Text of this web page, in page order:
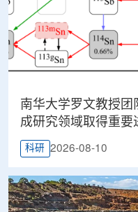
南华大学罗文教授
成研究领域取得重要
科研 2026-08-10